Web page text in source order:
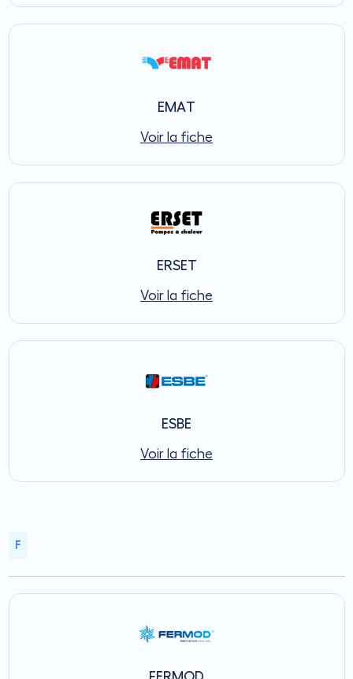
EMAT
Voir la fiche
ERSET
Voir la fiche
ESBE
Voir la fiche
F